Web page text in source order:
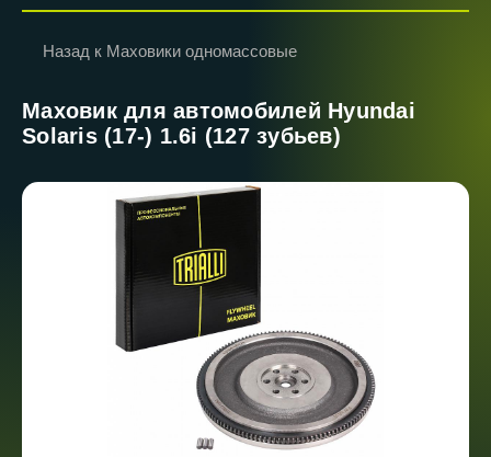
Назад к Маховики одномассовые
Маховик для автомобилей Hyundai
Solaris (17-) 1.6i (127 зубьев)